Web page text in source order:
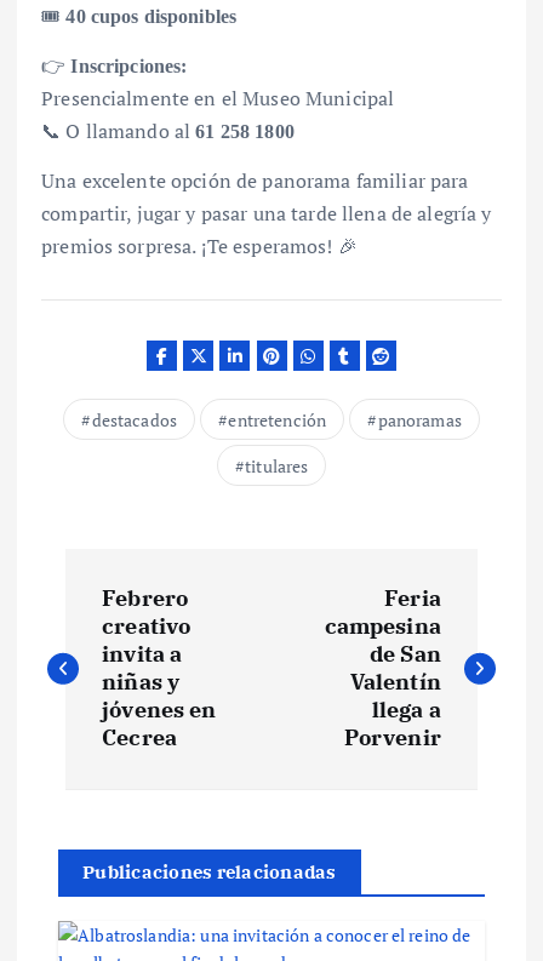
🎟️40 cupos disponibles
👉Inscripciones:
Presencialmente en el Museo Municipal
📞 O llamando al61 258 1800
Una excelente opción de panorama familiar para
compartir, jugar y pasar una tarde llena de alegría y
premios sorpresa. ¡Te esperamos! 🎉
destacados entretención
panoramas
titulares
a
v
c
Febrero
creativo
invita a
niñas y
jóvenes en
Cecrea
Feria
campesina
de San
Valentín
llega a
Porvenir
Publicaciones relacionadas